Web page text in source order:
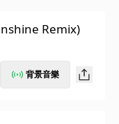
Remix)
背景音樂